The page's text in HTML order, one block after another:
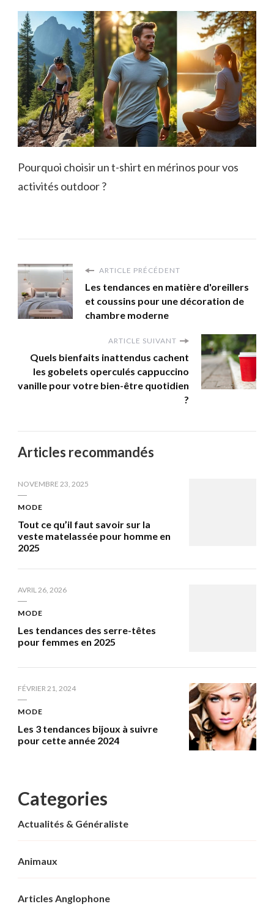
Pourquoi choisir un t-shirt en mérinos pour vos
activités outdoor ?
ARTICLE PRÉCÉDENT
Les tendances en matière d'oreillers
et coussins pour une décoration de
chambre moderne
ARTICLE SUIVANT
Quels bienfaits inattendus cachent
les gobelets operculés cappuccino
vanille pour votre bien-être quotidien
?
Articles recommandés
NOVEMBRE 23, 2025
MODE
Tout ce qu’il faut savoir sur la
veste matelassée pour homme en
2025
AVRIL 26, 2026
MODE
Les tendances des serre-têtes
pour femmes en 2025
FÉVRIER 21, 2024
MODE
Les 3 tendances bijoux à suivre
pour cette année 2024
Categories
Actualités & Généraliste
Animaux
Articles Anglophone